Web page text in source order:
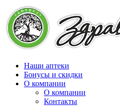
Наши аптеки
Бонусы и скидки
О компании
О компании
Контакты